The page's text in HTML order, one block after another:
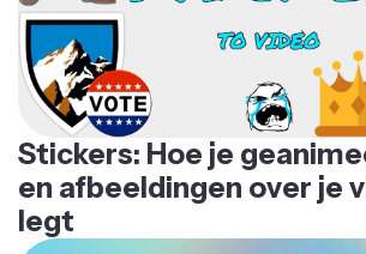
Stickers: Hoe je
en afbeeldingen over je
legt